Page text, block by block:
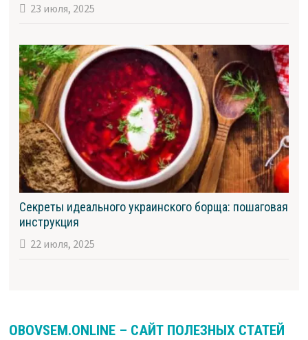
23 июля, 2025
Секреты идеального украинского борща: пошаговая
инструкция
22 июля, 2025
OBOVSEM.ONLINE – САЙТ ПОЛЕЗНЫХ СТАТЕЙ